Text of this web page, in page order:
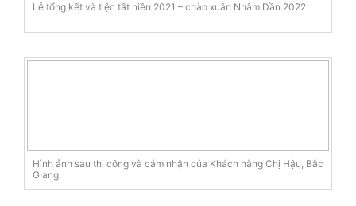
Lễ tổng kết và tiệc tất niên 2021 – chào xuân Nhâm Dần 2022
Hình ảnh sau thi công và cảm nhận của Khách hàng Chị Hậu, Bắc
Giang